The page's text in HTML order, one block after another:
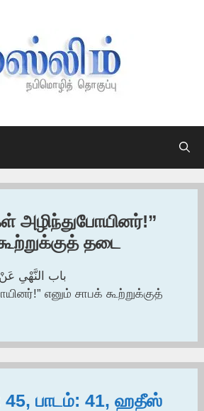
அழிந்துபோயினர்!”
தடை
باب النَّهْىِ
எனும் சாபக் கூற்றுக்குத்
45, பாடம்: 41, ஹதீஸ்